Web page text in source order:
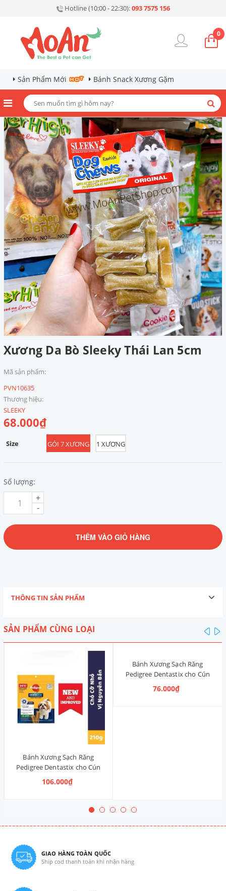
Hotline (10:00 - 22:30):093 7575 156
0
Sản Phẩm Mới Bánh Snack Xương Gặm
Xương Da Bò Sleeky Thái Lan 5cm
Mã sản phẩm:
PVN10635
Thương hiệu:
SLEEKY
68.000₫
Size GÓI 7 XƯƠNG 1 XƯƠNG
Số lượng:
-
+
THÊM VÀO GIỎ HÀNG
THÔNG TIN SẢN PHẨM
SẢN PHẨM CÙNG LOẠI
Bánh Xương Sạch Răng
Pedigree Dentastix cho Cún
vừa 210g (14 Thanh, Vị Truyền
Thống)
106.000₫
Bánh Xương Sạch Răng
Pedigree Dentastix cho Cún
nhỏ 120g (14 Thanh, Vị Truyền
Thống)
76.000₫
GIAO HÀNG TOÀN QUỐC
Ship cod thanh toán khi nhận hàng